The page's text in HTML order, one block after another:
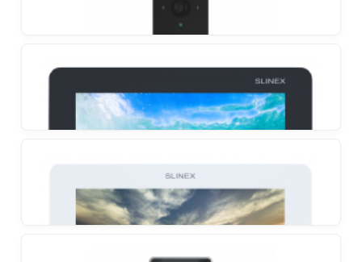
Slinex SL-07M
Videotelefon s ultra-tankim tijelom
IP videotelefon koji prosljeđuje pozive na vaš
smartphone bez potrebe spajanja na monitor